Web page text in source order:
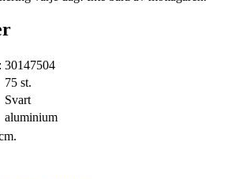
30147504
75 st.
Svart
aluminium